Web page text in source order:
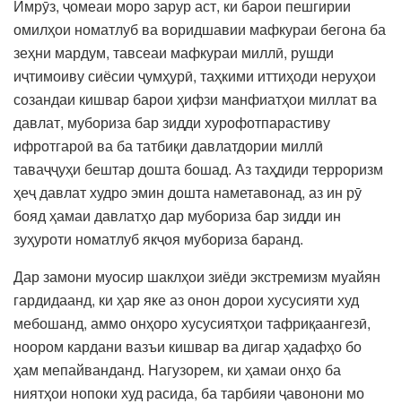
Имрӯз, ҷомеаи моро зарур аст, ки барои пешгирии
омилҳои номатлуб ва воридшавии мафкураи бегона ба
зеҳни мардум, тавсеаи мафкураи миллӣ, рушди
иҷтимоиву сиёсии ҷумҳурӣ, таҳкими иттиҳоди неруҳои
созандаи кишвар барои ҳифзи манфиатҳои миллат ва
давлат, мубориза бар зидди хурофотпарастиву
ифротгароӣ ва ба татбиқи давлатдории миллӣ
таваҷҷуҳи бештар дошта бошад. Аз таҳдиди терроризм
ҳеҷ давлат худро эмин дошта наметавонад, аз ин рӯ
бояд ҳамаи давлатҳо дар мубориза бар зидди ин
зуҳуроти номатлуб якҷоя мубориза баранд.
Дар замони муосир шаклҳои зиёди экстремизм муайян
гардидаанд, ки ҳар яке аз онон дорои хусусияти худ
мебошанд, аммо онҳоро хусусиятҳои тафриқаангезӣ,
ноором кардани вазъи кишвар ва дигар ҳадафҳо бо
ҳам мепайванданд. Нагузорем, ки ҳамаи онҳо ба
ниятҳои нопоки худ расида, ба тарбияи ҷавонони мо